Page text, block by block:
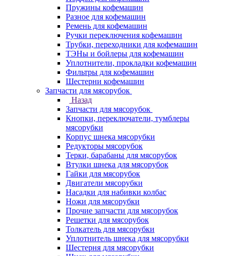
Пружины кофемашин
Разное для кофемашин
Ремень для кофемашин
Ручки переключения кофемашин
Трубки, переходники для кофемашин
ТЭНы и бойлеры для кофемашин
Уплотнители, прокладки кофемашин
Фильтры для кофемашин
Шестерни кофемашин
Запчасти для мясорубок
Назад
Запчасти для мясорубок
Кнопки, переключатели, тумблеры
мясорубки
Корпус шнека мясорубки
Редукторы мясорубок
Терки, барабаны для мясорубок
Втулки шнека для мясорубок
Гайки для мясорубок
Двигатели мясорубки
Насадки для набивки колбас
Ножи для мясорубки
Прочие запчасти для мясорубок
Решетки для мясорубок
Толкатель для мясорубки
Уплотнитель шнека для мясорубки
Шестерня для мясорубки